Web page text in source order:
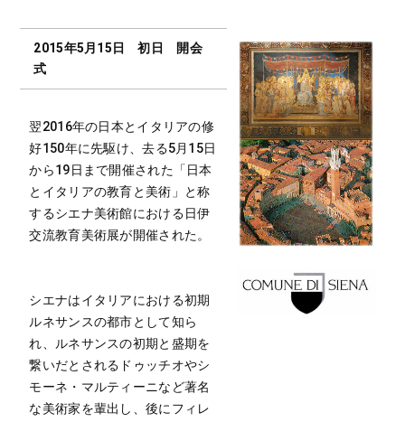
2015年5月15日 初日 開会
式
翌2016年の日本とイタリアの修
好150年に先駆け、去る5月15日
から19日まで開催された「日本
とイタリアの教育と美術」と称
するシエナ美術館における日伊
交流教育美術展が開催された。
シエナはイタリアにおける初期
ルネサンスの都市として知ら
れ、ルネサンスの初期と盛期を
繋いだとされるドゥッチオやシ
モーネ・マルティーニなど著名
な美術家を輩出し、後にフィレ